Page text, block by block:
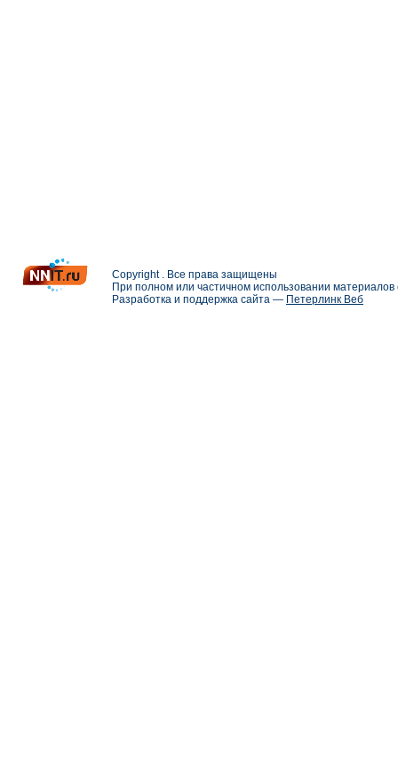
Copyright . Все права защищены
При полном или частичном использовании
Разработка и поддержка сайта — Петерлинк Веб